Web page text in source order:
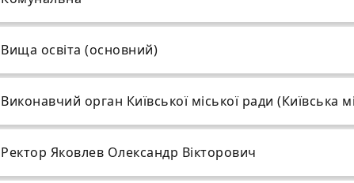
Вища освіта (основний)
Виконавчий орган Київської міської ради (Київська
Ректор Яковлев Олександр Вікторович